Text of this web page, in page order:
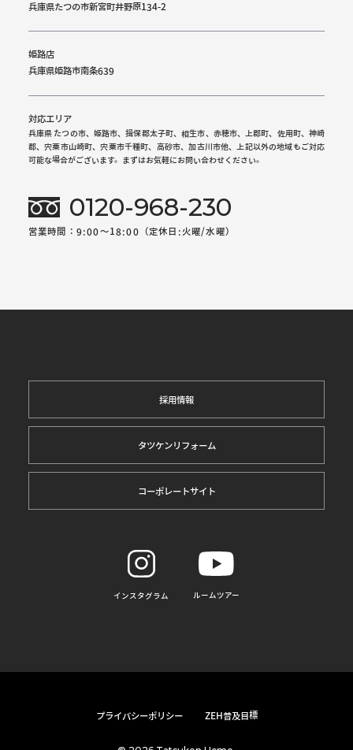
兵庫県たつの市新宮町井野原134-2
姫路店
兵庫県姫路市南条639
対応エリア
兵庫県 たつの市、姫路市、揖保郡太子町、相生市、赤穂市、上郡町、佐用町、神崎
郡、宍粟市山崎町、宍粟市千種町、高砂市、加古川市他、上記以外の地域もご対応
可能な場合がございます。まずはお気軽にお問い合わせください。
0120-968-230
営業時間：9:00～18:00（定休日:火曜/水曜）
採用情報
タツケンリフォーム
コーポレートサイト
インスタグラム ルームツアー
プライバシーポリシー ZEH普及目標